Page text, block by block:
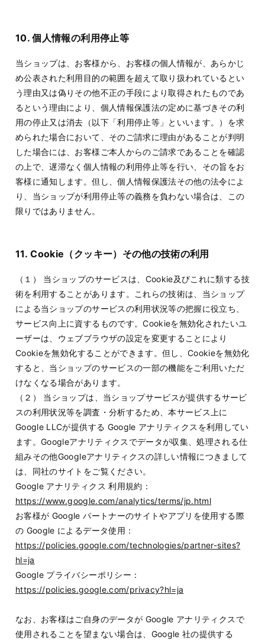
10. 個人情報の利用停止等
当ショップは、お客様から、お客様の個人情報が、あらかじ
め公表された利用目的の範囲を超えて取り扱われているとい
う理由又は偽りその他不正の手段により取得されたものであ
るという理由により、個人情報保護法の定めに基づきその利
用の停止又は消去（以下「利用停止等」といいます。）を求
められた場合において、そのご請求に理由があることが判明
した場合には、お客様ご本人からのご請求であることを確認
の上で、遅滞なく個人情報の利用停止等を行い、その旨をお
客様に通知します。但し、個人情報保護法その他の法令によ
り、当ショップが利用停止等の義務を負わない場合は、この
限りではありません。
11. Cookie（クッキー）その他の技術の利用
（１） 当ショップのサービスは、Cookie及びこれに類する技
術を利用することがあります。これらの技術は、当ショップ
による当ショップのサービスの利用状況等の把握に役立ち、
サービス向上に資するものです。Cookieを無効化されたいユ
ーザーは、ウェブブラウザの設定を変更することにより
Cookieを無効化することができます。但し、Cookieを無効化
すると、当ショップのサービスの一部の機能をご利用いただ
けなくなる場合があります。
（２） 当ショップは、当ショップサービスが提供するサービ
スの利用状況等を調査・分析するため、本サービス上に
Google LLCが提供する Google アナリティクスを利用してい
ます。Googleアナリティクスでデータが収集、処理される仕
組みその他Googleアナリティクスの詳しい情報につきまして
は、同社のサイトをご覧ください。
Google アナリティクス 利用規約：
https://www.google.com/analytics/terms/jp.html
お客様が Google パートナーのサイトやアプリを使用する際
の Google によるデータ使用：
https://policies.google.com/technologies/partner-sites?
hl=ja
Google プライバシーポリシー：
https://policies.google.com/privacy?hl=ja
なお、お客様はご自身のデータが Google アナリティクスで
使用されることを望まない場合は、Google 社の提供する